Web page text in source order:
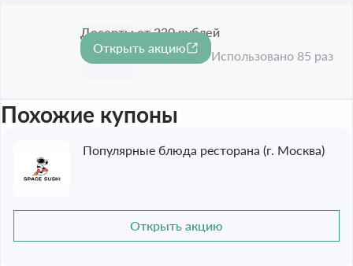
Десерты от 230 рублей
Срок акции истёк
Открыть акцию
Использовано 85 раз
Похожие купоны
Популярные блюда ресторана (г. Москва)
Открыть акцию